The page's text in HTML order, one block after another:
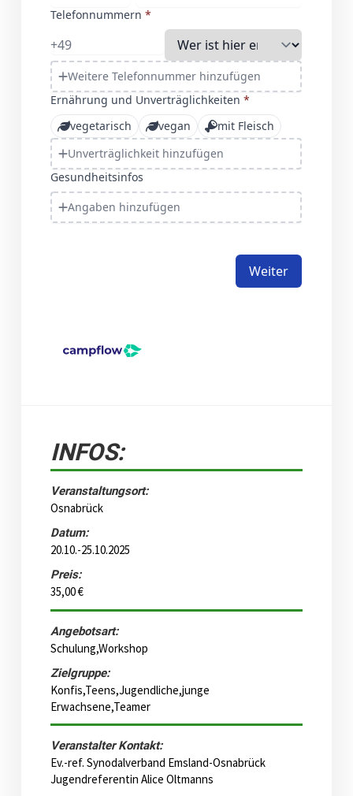
INFOS:
Veranstaltungsort:
Osnabrück
Datum:
20.10.-25.10.2025
Preis:
35,00 €
Angebotsart:
Schulung,Workshop
Zielgruppe:
Konfis,Teens,Jugendliche,junge
Erwachsene,Teamer
Veranstalter Kontakt:
Ev.-ref. Synodalverband Emsland-Osnabrück
Jugendreferentin Alice Oltmanns